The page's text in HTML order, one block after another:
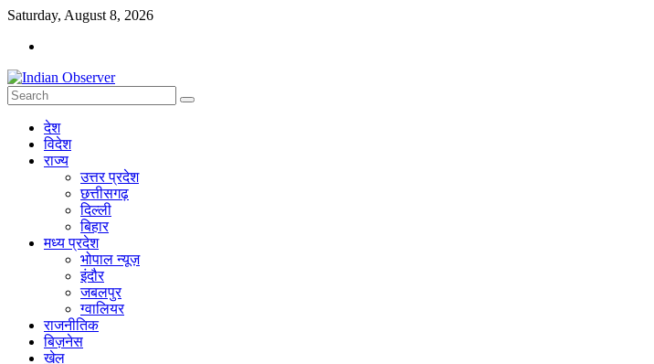
Skip
content
Saturday, August 8, 2026
Indian
Observer
News
देश
विदेश
राज्य
उत्तर प्रदेश
छत्तीसगढ़
दिल्ली
बिहार
मध्य प्रदेश
भोपाल न्यूज़
इंदौर
जबलपुर
ग्वालियर
राजनीतिक
बिज़नेस
खेल